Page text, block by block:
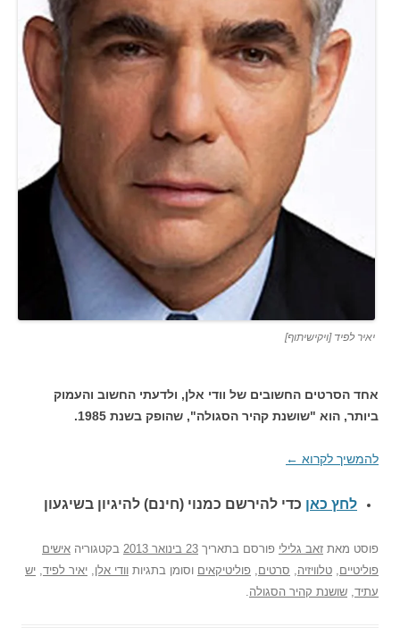
יאיר לפיד [ויקישיתוף]
אחד הסרטים החשובים של וודי אלן, ולדעתי החשוב והעמוק
ביותר, הוא "שושנת קהיר הסגולה", שהופק בשנת 1985.
להמשיך לקרוא ←
לחץ כאן כדי להירשם כמנוי (חינם) להיגיון בשיגעון
פוסט מאת זאב גלילי פורסם בתאריך 23 בינואר 2013 בקטגוריה אישים
פוליטיים טלוויזיה סרטים פוליטיקאים וסומן בתגיות וודי אלן יאיר לפיד יש
עתיד שושנת קהיר הסגולה